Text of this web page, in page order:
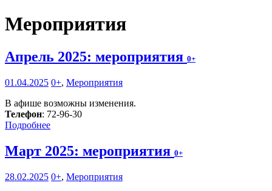
Мероприятия
Апрель 2025: мероприятия 0+
01.04.2025 0+, Мероприятия
В афише возможны изменения.
Телефон: 72-96-30
Подробнее
Март 2025: мероприятия 0+
28.02.2025 0+, Мероприятия